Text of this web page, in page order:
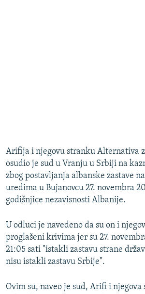
Arifija i njegovu stranku Alternativa
osudio je sud u Vranju u Srbiji na
zbog postavljanja albanske zastave
uredima u Bujanovcu 27. novembra
godišnjice nezavisnosti Albanije.
U odluci je navedeno da su on i
proglašeni krivima jer su 27.
21:05 sati "istakli zastavu strane
nisu istakli zastavu Srbije".
Ovim su, naveo je sud, Arifi i